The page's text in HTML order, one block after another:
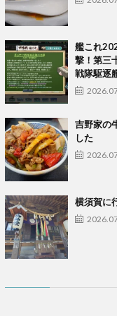
艦これ
撃！第三
戦隊駆逐
吉野家の
した
横須賀に